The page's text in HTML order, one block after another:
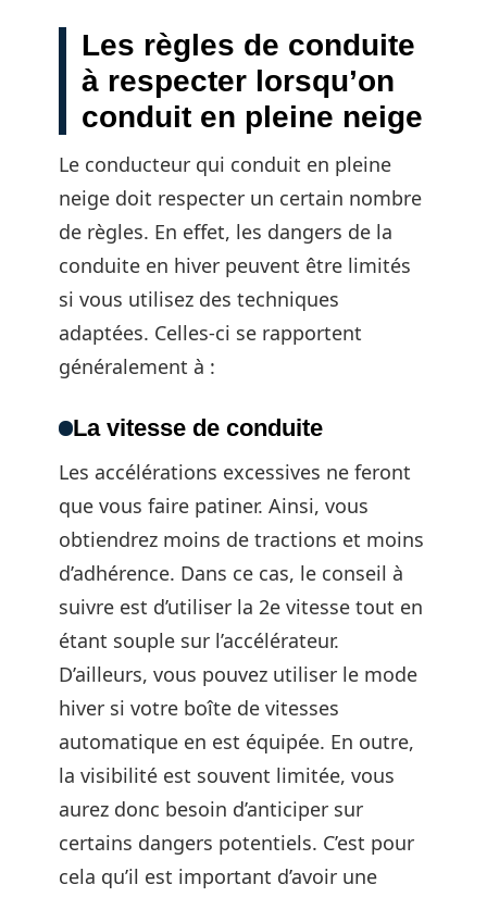
Les règles de conduite
à respecter lorsqu’on
conduit en pleine neige
Le conducteur qui conduit en pleine
neige doit respecter un certain nombre
de règles. En effet, les dangers de la
conduite en hiver peuvent être limités
si vous utilisez des techniques
adaptées. Celles-ci se rapportent
généralement à :
La vitesse de conduite
Les accélérations excessives ne feront
que vous faire patiner. Ainsi, vous
obtiendrez moins de tractions et moins
d’adhérence. Dans ce cas, le conseil à
suivre est d’utiliser la 2e vitesse tout en
étant souple sur l’accélérateur.
D’ailleurs, vous pouvez utiliser le mode
hiver si votre boîte de vitesses
automatique en est équipée. En outre,
la visibilité est souvent limitée, vous
aurez donc besoin d’anticiper sur
certains dangers potentiels. C’est pour
cela qu’il est important d’avoir une